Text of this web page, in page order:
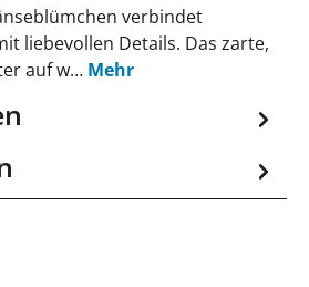
verbindet
liebevollen Details. Das zarte,
auf w… Mehr